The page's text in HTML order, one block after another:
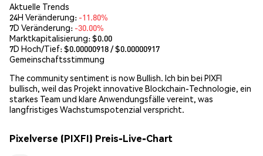
Aktuelle Trends
24H Veränderung: -11.80%
7D Veränderung: -30.00%
Marktkapitalisierung:$0.00
7D Hoch/Tief: $0.00000918/ $0.00000917
Gemeinschaftsstimmung
The community sentiment is now Bullish. Ich bin bei PIXFI
bullisch, weil das Projekt innovative Blockchain-Technologie, ein
starkes Team und klare Anwendungsfälle vereint, was
langfristiges Wachstumspotenzial verspricht.
Pixelverse (PIXFI) Preis-Live-Chart